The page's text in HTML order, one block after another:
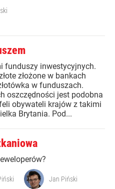
funduszy inwestycyjnych.
złożone w bankach
w funduszach.
oszczędności jest podobna
obywateli krajów z takimi
Brytania. Pod...
Jan Piński